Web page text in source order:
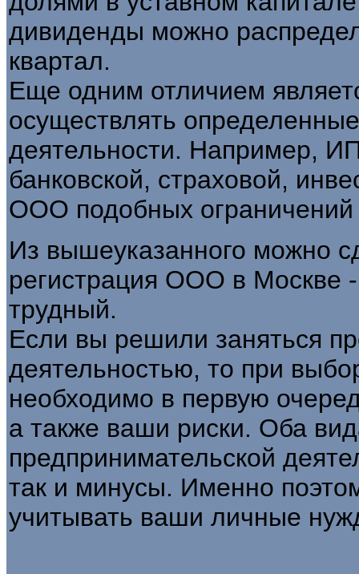
дивиденды можно
квартал.
Еще одним отличием
осуществлять
деятельности. Например,
банковской, страховой,
ООО подобных ограничений
Из вышеуказанного можно
регистрация ООО в Москве
трудный.
Если вы решили заняться
деятельностью, то при
необходимо в первую
а также ваши риски. Оба
предпринимательской
так и минусы. Именно
учитывать ваши личные